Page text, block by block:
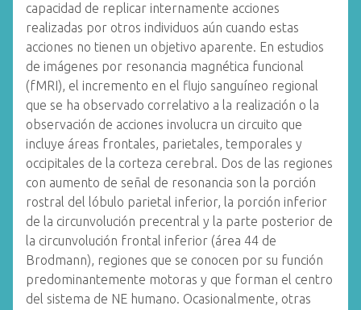
capacidad de replicar internamente acciones
realizadas por otros individuos aún cuando estas
acciones no tienen un objetivo aparente. En estudios
de imágenes por resonancia magnética funcional
(fMRI), el incremento en el flujo sanguíneo regional
que se ha observado correlativo a la realización o la
observación de acciones involucra un circuito que
incluye áreas frontales, parietales, temporales y
occipitales de la corteza cerebral. Dos de las regiones
con aumento de señal de resonancia son la porción
rostral del lóbulo parietal inferior, la porción inferior
de la circunvolución precentral y la parte posterior de
la circunvolución frontal inferior (área 44 de
Brodmann), regiones que se conocen por su función
predominantemente motoras y que forman el centro
del sistema de NE humano. Ocasionalmente, otras